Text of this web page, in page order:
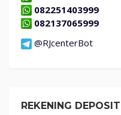
082251403999
082137065999
@RJcenterBot
REKENING DEPOSIT